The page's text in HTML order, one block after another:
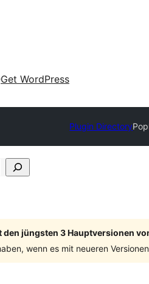
Get WordPress
Plugin Directory
den jüngsten 3 Hauptversionen
wenn es mit neueren